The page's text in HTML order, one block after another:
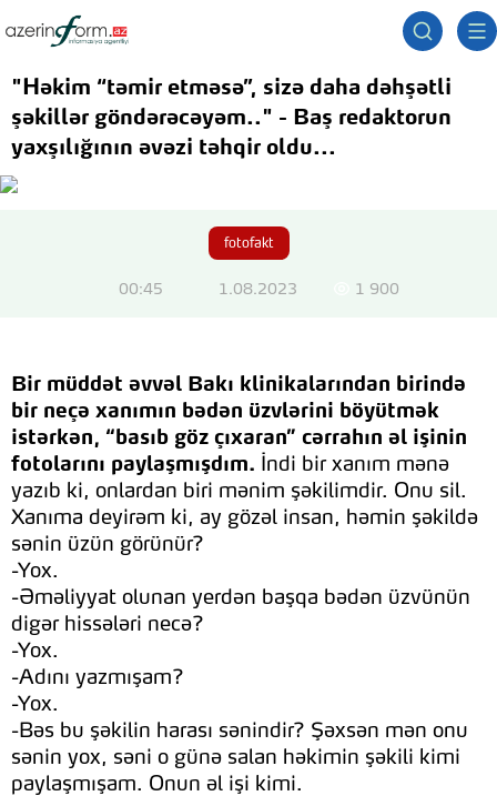
"Həkim “təmir etməsə”, sizə daha dəhşətli
şəkillər göndərəcəyəm.." - Baş redaktorun
yaxşılığının əvəzi təhqir oldu...
fotofakt
00:45 1.08.2023 1 900
Bir müddət əvvəl Bakı klinikalarından birində
bir neçə xanımın bədən üzvlərini böyütmək
istərkən, “basıb göz çıxaran” cərrahın əl işinin
fotolarını paylaşmışdım. İndi bir xanım mənə
yazıb ki, onlardan biri mənim şəkilimdir. Onu sil.
Xanıma deyirəm ki, ay gözəl insan, həmin şəkildə
sənin üzün görünür?
-Yox.
-Əməliyyat olunan yerdən başqa bədən üzvünün
digər hissələri necə?
-Yox.
-Adını yazmışam?
-Yox.
-Bəs bu şəkilin harası sənindir? Şəxsən mən onu
sənin yox, səni o günə salan həkimin şəkili kimi
paylaşmışam. Onun əl işi kimi.